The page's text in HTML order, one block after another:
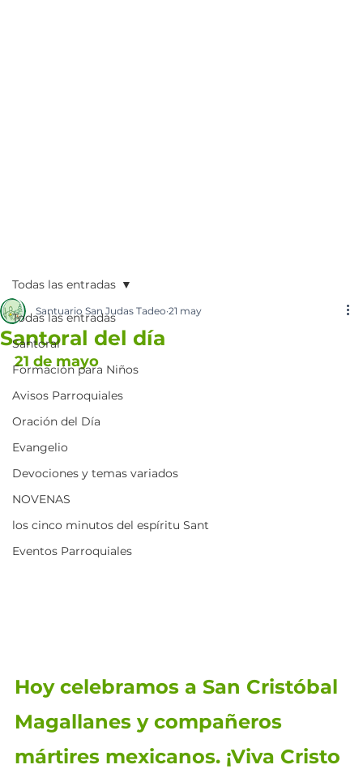
Todas las entradas
Santoral
Formación para Niños
Avisos Parroquiales
Oración del Día
Evangelio
Devociones y temas variados
NOVENAS
los cinco minutos del espíritu Sant
Eventos Parroquiales
Todas las entradas
Santoral del día
Santuario San Judas Tadeo 21 may
21 de mayo
Hoy celebramos a San Cristóbal
Magallanes y compañeros
mártires mexicanos. ¡Viva Cristo